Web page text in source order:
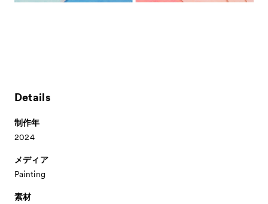
Special Programs
Details
制作年
2024
メディア
Painting
素材